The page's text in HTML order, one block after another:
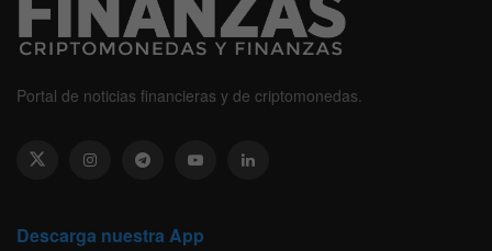
Portal de noticias financieras y de criptomonedas.
Descarga nuestra App